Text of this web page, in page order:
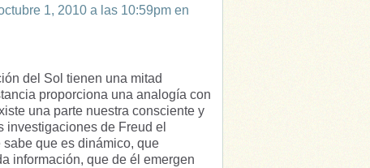
1, 2010 a las 10:59pm en
del Sol tienen una mitad
proporciona una analogía con
una parte nuestra consciente y
investigaciones de Freud el
que es dinámico, que
información, que de él emergen